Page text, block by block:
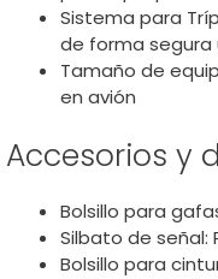
Sistema para
de forma segura
Tamaño de
en avión
Accesorios y
Bolsillo para
Silbato de señal:
Bolsillo para